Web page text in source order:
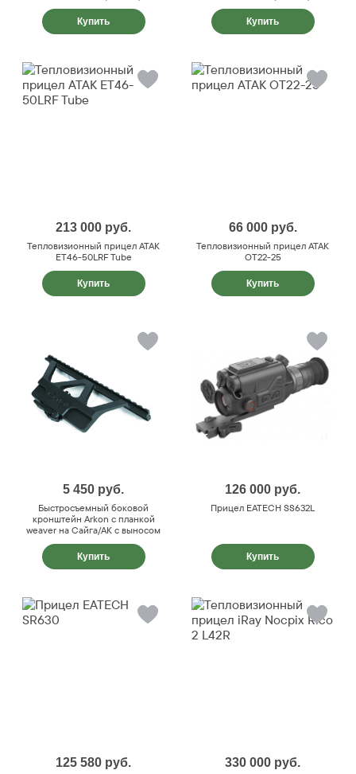
Купить Купить
213 000 руб.
Тепловизионный прицел ATAK
ET46-50LRF Tube
Купить
66 000 руб.
Тепловизионный прицел ATAK
OT22-25
Купить
5 450 руб.
Быстросъемный боковой
кронштейн Arkon с планкой
weaver на Сайга/АК с выносом
Купить
126 000 руб.
Прицел EATECH SS632L
Купить
125 580 руб. 330 000 руб.